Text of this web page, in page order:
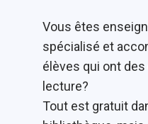
Vous êtes
spécialisé et
élèves qui ont
lecture?
Tout est gratuit